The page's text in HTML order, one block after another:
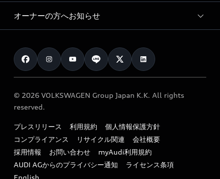
車両比較
カタログ一覧
Audi collection
アウディナビアプリ
サービスプログラム
メンテナンス
車検 / 定期点検
e-tronアフターサポート
myAudi
Audi認定中古車
クオリティ
保証
メンテナンス
ファイナンス
キャンペーン / イベント
買取査定
オーナーの方へお知らせ
お知らせ
オーナー様向けキャンペーン
特定整備適用車一覧
リサイクル法
よくある質問（FAQ）
© 2026 VOLKSWAGEN Group Japan K.K. All rights
reserved.
プレスリリース 利用規約
個人情報保護方針
コンプライアンス
リサイクル関連
会社概要
採用情報
お問い合わせ
myAudi利用規約
AUDI AGからのプライバシー通知
ライセンス条項
English